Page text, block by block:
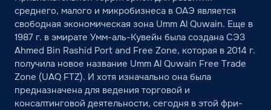
среднего, малого и микробизнеса в ОАЭ является
свободная экономическая зона Umm Al Quwain. Еще в
1987 г. в эмирате Умм-аль-Кувейн была создана СЭЗ
Ahmed Bin Rashid Port and Free Zone, которая в 2014 г.
получила новое название Umm Al Quwain Free Trade
Zone (UAQ FTZ). И хотя изначально она была
предназначена для ведения торговой и
консалтинговой деятельности, сегодня в этой фри-